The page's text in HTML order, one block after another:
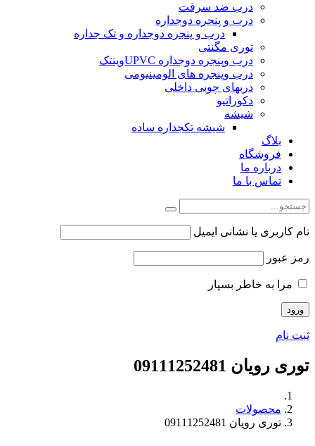
درب ضد سرقت
درب و پنجره دوجداره
درب و پنجره دوجداره و تک جداره
توری مگنتی
درب وپنجره دوجداره UPVCوینتک
درب وپنجره های الومینیومی
دربهای چوبی داخلی
دکوراتیو
شیشه
شیشه تکجداره ساده
بلاگ
فروشگاه
درباره ما
تماس با ما
نام کاربری یا نشانی ایمیل
رمز عبور
مرا به خاطر بسپار
ثبت نام
توری رویان 09111252481
محصولات
توری رویان 09111252481